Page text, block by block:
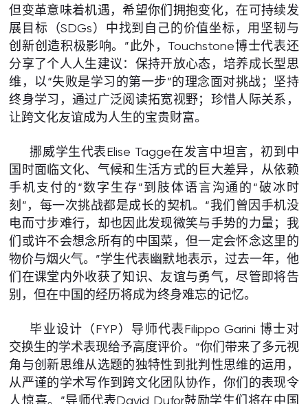
但变革意味着机遇，希望你们拥抱变化，在可持续发
展目标（SDGs）中找到自己的价值坐标，用坚韧与
创新创造积极影响。”此外，Touchstone博士代表还
分享了个人人生建议：保持开放心态，培养成长型思
维，以“失败是学习的第一步”的理念面对挑战；坚持
终身学习，通过广泛阅读拓宽视野；珍惜人际关系，
让跨文化友谊成为人生的宝贵财富。
挪威学生代表Elise Tagge在发言中坦言，初到中
国时面临文化、气候和生活方式的巨大差异，从依赖
手机支付的“数字生存”到肢体语言沟通的“破冰时
刻”，每一次挑战都是成长的契机。“我们曾因手机没
电而寸步难行，却也因此发现微笑与手势的力量；我
们或许不会想念所有的中国菜，但一定会怀念这里的
物价与烟火气。”学生代表幽默地表示，过去一年，他
们在课堂内外收获了知识、友谊与勇气，尽管即将告
别，但在中国的经历将成为终身难忘的记忆。
毕业设计（FYP）导师代表Filippo Garini 博士对
交换生的学术表现给予高度评价。“你们带来了多元视
角与创新思维从选题的独特性到批判性思维的运用，
从严谨的学术写作到跨文化团队协作，你们的表现令
人惊喜。”导师代表David Dufor鼓励学生们将在中国